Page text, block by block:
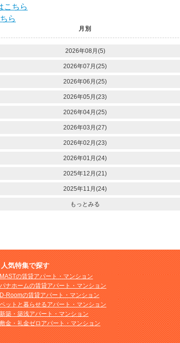
こちら
ら
月別
2026年08月(5)
2026年07月(25)
2026年06月(25)
2026年05月(23)
2026年04月(25)
2026年03月(27)
2026年02月(23)
2026年01月(24)
2025年12月(21)
2025年11月(24)
もっとみる
人気特集で探す
MASTの賃貸アパート・マンション
パナホームの賃貸アパート・マンション
D-Roomの賃貸アパート・マンション
ペットと暮らせるアパート・マンション
新築・築浅アパート・マンション
敷金・礼金ゼロアパート・マンション